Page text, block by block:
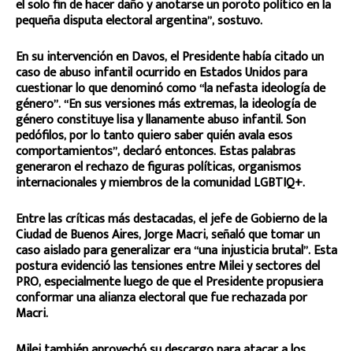
el solo fin de hacer daño y anotarse un poroto político en la
pequeña disputa electoral argentina”, sostuvo.
En su intervención en Davos, el Presidente había citado un
caso de abuso infantil ocurrido en Estados Unidos para
cuestionar lo que denominó como “la nefasta ideología de
género”. “En sus versiones más extremas, la ideología de
género constituye lisa y llanamente abuso infantil. Son
pedófilos, por lo tanto quiero saber quién avala esos
comportamientos”, declaró entonces. Estas palabras
generaron el rechazo de figuras políticas, organismos
internacionales y miembros de la comunidad LGBTIQ+.
Entre las críticas más destacadas, el jefe de Gobierno de la
Ciudad de Buenos Aires, Jorge Macri, señaló que tomar un
caso aislado para generalizar era “una injusticia brutal”. Esta
postura evidenció las tensiones entre Milei y sectores del
PRO, especialmente luego de que el Presidente propusiera
conformar una alianza electoral que fue rechazada por
Macri.